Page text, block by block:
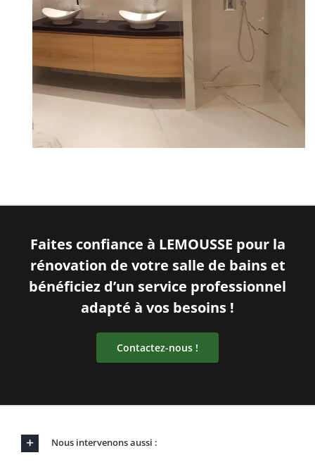
Faites confiance à LEMOUSSE pour la
rénovation de votre salle de bains et
bénéficiez d’un service professionnel
adapté à vos besoins !
Contactez-nous !
Nous intervenons aussi :